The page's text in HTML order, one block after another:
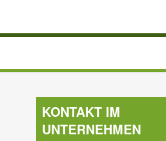
KONTAKT IM
UNTERNEHMEN